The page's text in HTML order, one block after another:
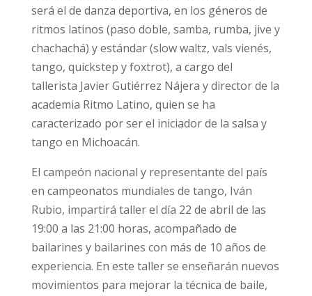
será el de danza deportiva, en los géneros de
ritmos latinos (paso doble, samba, rumba, jive y
chachachá) y estándar (slow waltz, vals vienés,
tango, quickstep y foxtrot), a cargo del
tallerista Javier Gutiérrez Nájera y director de la
academia Ritmo Latino, quien se ha
caracterizado por ser el iniciador de la salsa y
tango en Michoacán.
El campeón nacional y representante del país
en campeonatos mundiales de tango, Iván
Rubio, impartirá taller el día 22 de abril de las
19:00 a las 21:00 horas, acompañado de
bailarines y bailarines con más de 10 años de
experiencia. En este taller se enseñarán nuevos
movimientos para mejorar la técnica de baile,